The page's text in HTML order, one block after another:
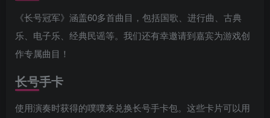
《长号冠军》涵盖60多首曲目，包括国歌、进行曲、古典
乐、电子乐、经典民谣等。我们还有幸邀请到嘉宾为游戏创
作专属曲目！
长号手卡
使用演奏时获得的噗噗来兑换长号手卡包。这些卡片可以用